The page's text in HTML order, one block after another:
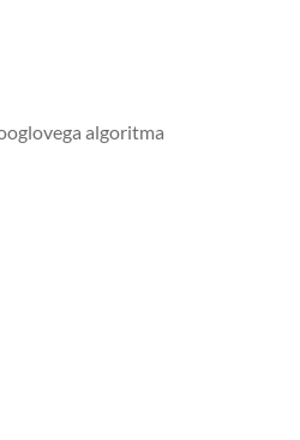
algoritma